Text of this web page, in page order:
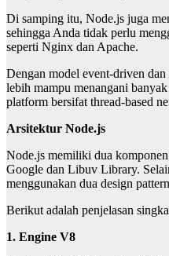
Di samping itu, Node.js juga
sehingga Anda tidak perlu
seperti Nginx dan Apache.
Dengan model event-driven
lebih mampu menangani banyak
platform bersifat thread-based
Arsitektur Node.js
Node.js memiliki dua
Google dan Libuv Library.
menggunakan dua design
Berikut adalah penjelasan
1. Engine V8